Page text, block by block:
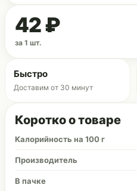
42 ₽
за 1 шт.
Быстро
Доставим от 30 минут
Коротко о товаре
Калорийность на 100 г
Производитель
В пачке